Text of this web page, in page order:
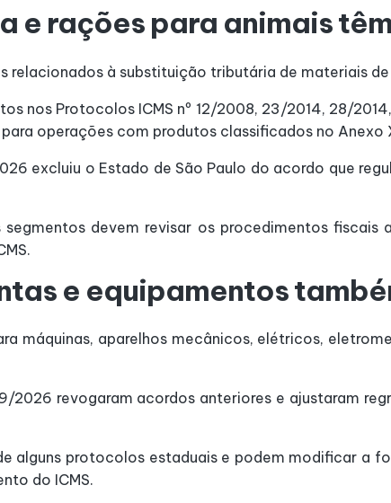
e rações para animais
relacionados à substituição tributária de materiais de
nos Protocolos ICMS nº 12/2008, 23/2014, 28/
operações com produtos classificados no Anexo
excluiu o Estado de São Paulo do acordo que
segmentos devem revisar os procedimentos
e equipamentos
máquinas, aparelhos mecânicos, elétricos,
2026 revogaram acordos anteriores e ajustaram
alguns protocolos estaduais e podem modificar a
do ICMS.